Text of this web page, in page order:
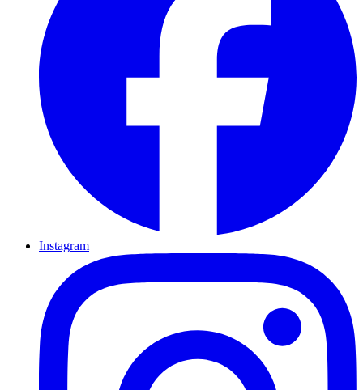
Instagram